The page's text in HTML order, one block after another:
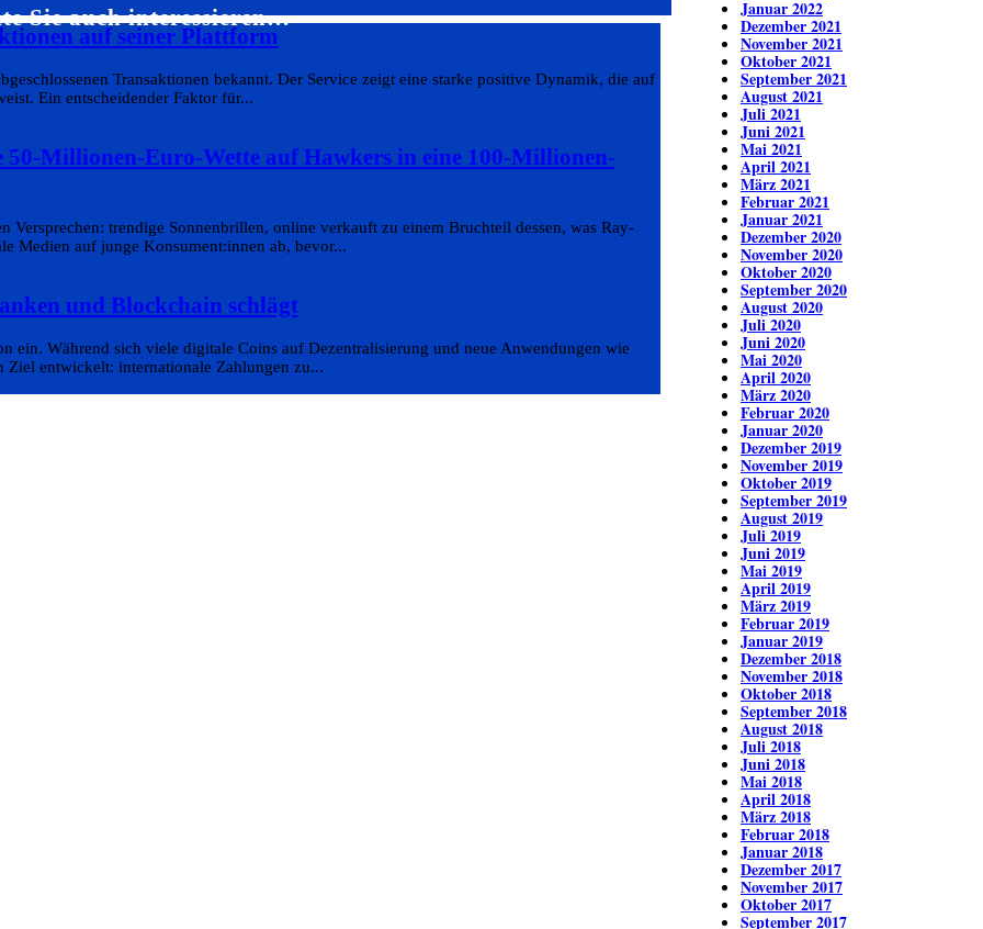
Sie auch interessieren…
auf seiner Plattform
Transaktionen bekannt. Der Service zeigt eine starke positive Dynamik, die auf
Ein entscheidender Faktor für...
Millionen-Euro-Wette auf Hawkers in eine 100-Millionen-
Versprechen: trendige Sonnenbrillen, online verkauft zu einem Bruchteil dessen, was Ray-
Medien auf junge Konsument:innen ab, bevor...
und Blockchain schlägt
ein. Während sich viele digitale Coins auf Dezentralisierung und neue Anwendungen wie
Ziel entwickelt: internationale Zahlungen zu...
Januar 2022
Dezember 2021
November 2021
Oktober 2021
September 2021
August 2021
Juli 2021
Juni 2021
Mai 2021
April 2021
März 2021
Februar 2021
Januar 2021
Dezember 2020
November 2020
Oktober 2020
September 2020
August 2020
Juli 2020
Juni 2020
Mai 2020
April 2020
März 2020
Februar 2020
Januar 2020
Dezember 2019
November 2019
Oktober 2019
September 2019
August 2019
Juli 2019
Juni 2019
Mai 2019
April 2019
März 2019
Februar 2019
Januar 2019
Dezember 2018
November 2018
Oktober 2018
September 2018
August 2018
Juli 2018
Juni 2018
Mai 2018
April 2018
März 2018
Februar 2018
Januar 2018
Dezember 2017
November 2017
Oktober 2017
September 2017